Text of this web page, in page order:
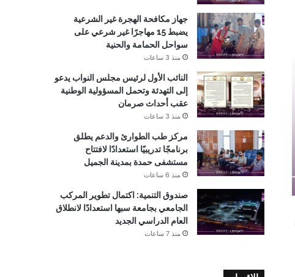
جهاز مكافحة الهجرة غير الشرعية
يضبط 15 مهاجرًا غير شرعي على
سواحل الحمامة والحنية
منذ 3 ساعات
النائب الأول لرئيس مجلس النواب يدعو
إلى التهدئة وتحمل المسؤولية الوطنية
عقب أحداث صرمان
منذ 3 ساعات
مركز طب الطوارئ والدعم يطلق
برنامجًا تدريبيًا استعدادًا لافتتاح
مستشفى حمدة بمدينة الجميل
منذ 6 ساعات
صندوق التنمية: اكتمال تطوير المركب
الجامعي بجامعة سبها استعدادًا لانطلاق
العام الدراسي الجديد
منذ 7 ساعات